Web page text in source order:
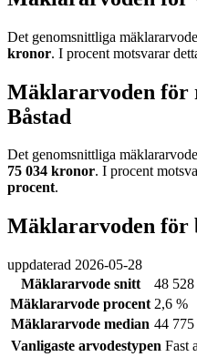
Det genomsnittliga
kronor. I procent motsvarar
Mäklararvoden för
Båstad
Det genomsnittliga
75 034 kronor. I procent
procent.
Mäklararvoden för
uppdaterad 2026-05-28
Mäklararvode snitt
48
Mäklararvode procent 2,6 %
Mäklararvode median 44
Vanligaste arvodestypen Fast